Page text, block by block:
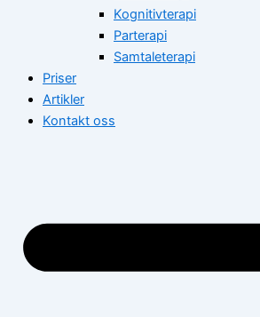
Kognitivterapi
Parterapi
Samtaleterapi
Priser
Artikler
Kontakt oss